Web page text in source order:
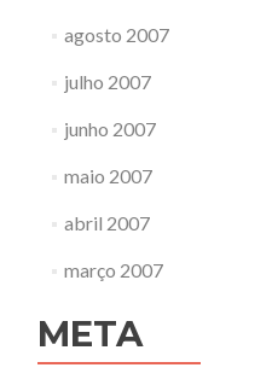
agosto 2007
julho 2007
junho 2007
maio 2007
abril 2007
março 2007
META